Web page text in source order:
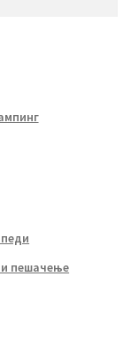
пешачење